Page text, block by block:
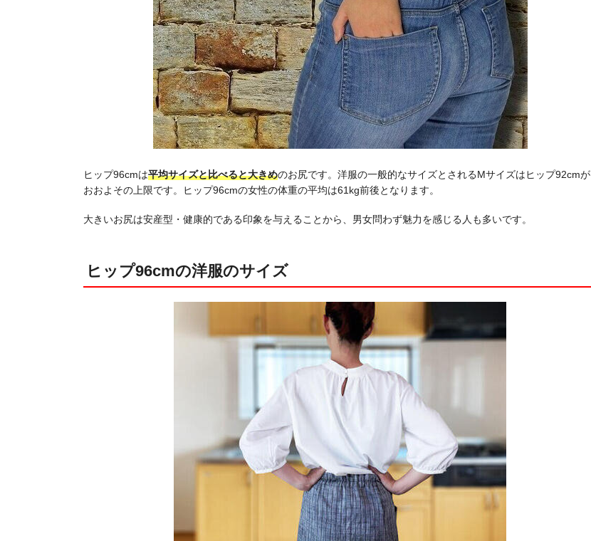
ヒップ96cmは平均サイズと比べると大きめのお尻です。洋服の一般的なサイズとされるMサイズはヒップ92cmが
おおよその上限です。ヒップ96cmの女性の体重の平均は61kg前後となります。
大きいお尻は安産型・健康的である印象を与えることから、男女問わず魅力を感じる人も多いです。
ヒップ96cmの洋服のサイズ